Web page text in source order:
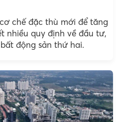
chế đặc thù mới để tăng
nhiều quy định về đầu tư,
động sản thứ hai.